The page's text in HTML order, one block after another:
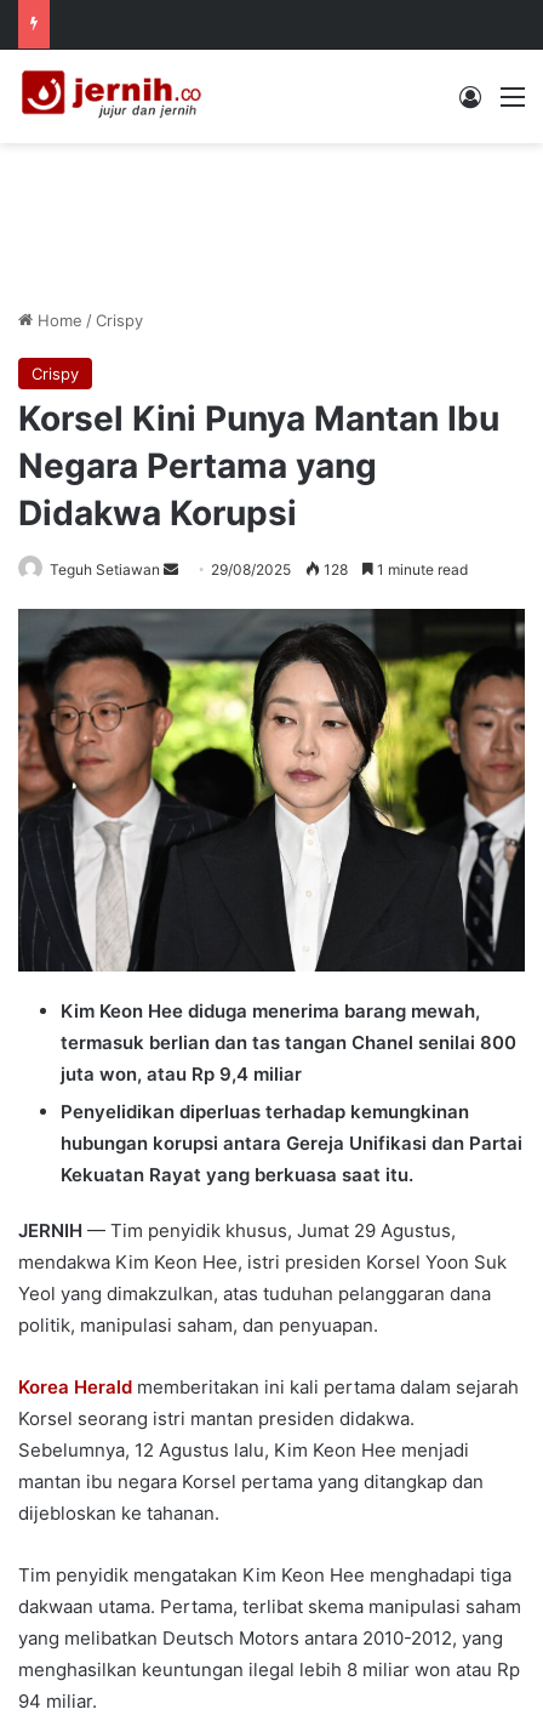
Log In
Home /Crispy
Crispy
Korsel Kini Punya Mantan Ibu
Negara Pertama yang
Didakwa Korupsi
Teguh Setiawan
Send 29/08/2025 128 1 minute read
Kim Keon Hee diduga menerima barang mewah,
termasuk berlian dan tas tangan Chanel senilai 800
juta won, atau Rp 9,4 miliar
Penyelidikan diperluas terhadap kemungkinan
hubungan korupsi antara Gereja Unifikasi dan Partai
Kekuatan Rayat yang berkuasa saat itu.
JERNIH — Tim penyidik khusus, Jumat 29 Agustus,
mendakwa Kim Keon Hee, istri presiden Korsel Yoon Suk
Yeol yang dimakzulkan, atas tuduhan pelanggaran dana
politik, manipulasi saham, dan penyuapan.
Korea Herald memberitakan ini kali pertama dalam sejarah
Korsel seorang istri mantan presiden didakwa.
Sebelumnya, 12 Agustus lalu, Kim Keon Hee menjadi
mantan ibu negara Korsel pertama yang ditangkap dan
dijebloskan ke tahanan.
Tim penyidik mengatakan Kim Keon Hee menghadapi tiga
dakwaan utama. Pertama, terlibat skema manipulasi saham
yang melibatkan Deutsch Motors antara 2010-2012, yang
menghasilkan keuntungan ilegal lebih 8 miliar won atau Rp
94 miliar.